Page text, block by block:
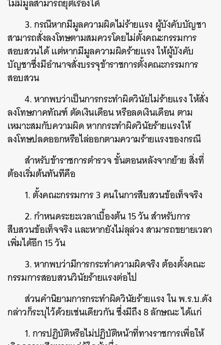
3. กรณีหากมีมูลความผิดไม่ร้ายแรง ผู้บังคับบัญชา
สามารถสั่งลงโทษตามสมควรโดยไม่ตั้งคณะกรรมการ
สอบสวนได้ แต่หากมีมูลความผิดร้ายแรง ให้ผู้บังคับ
บัญชาซึ่งมีอำนาจสั่งบรรจุข้าราชการตั้งคณะกรรมการ
สอบสวน
4. หากพบว่าเป็นการกระทำผิดวินัยไม่ร้ายแรง ให้สั่ง
ลงโทษภาคทัณฑ์ ตัดเงินเดือน หรือลดเงินเดือน ตาม
เหมาะสมกับความผิด หากกระทำผิดวินัยร้ายแรงให้
ลงโทษปลดออกหรือไล่ออกตามความร้ายแรงของกรณี
สำหรับข้าราชการตำรวจ ขั้นตอนหลังจากย้าย สิ่งที่
ต้องเริ่มต้นทันทีคือ
1. ตั้งคณะกรรมการ 3 คนในการสืบสวนข้อเท็จจริง
2. กำหนดระยะเวลาเบื้องต้น 15 วัน สำหรับการ
สืบสวนข้อเท็จจริง และหากยังไม่ลุล่วง สามารถขยายเวลา
เพิ่มได้อีก 15 วัน
3. หากพบว่ามีการกระทำความผิดจริง ต้องตั้งคณะ
กรรมการสอบสวนวินัยร้ายแรงต่อไป
ส่วนคำนิยามการกระทำผิดวินัยร้ายแรง ใน พ.ร.บ.ดัง
กล่าวก็ระบุไว้ด้วยเช่นเดียวกัน ซึ่งมีถึง 8 ลักษณะ ได้แก่
1. การปฏิบัติหรือไม่ปฏิบัติหน้าที่ทางราชการเพื่อให้
ค้นหา
EMAIL